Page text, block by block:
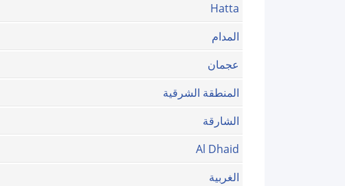
Hatta
المدام
عجمان
المنطقة الشرقية
الشارقة
Al Dhaid
الغربية